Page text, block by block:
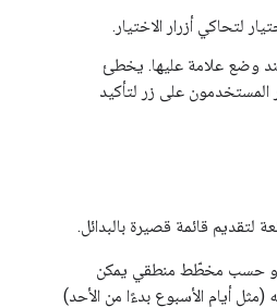
لتحاكي أزرار الاختيار.
وضع علامة عليها. يخطئ
المستخدمون على زر لتأكيد
لتقديم قائمة قصيرة بالبدائل.
أو حسب مخطّط منطقي يمكن
أيام الأسبوع بدءًا من الأحد)